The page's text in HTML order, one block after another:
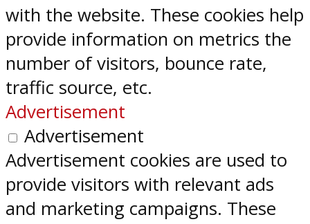
with the website. These cookies help
provide information on metrics the
number of visitors, bounce rate,
traffic source, etc.
Advertisement
Advertisement
Advertisement cookies are used to
provide visitors with relevant ads
and marketing campaigns. These